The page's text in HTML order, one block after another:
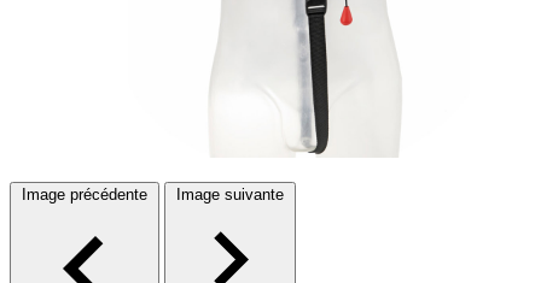
Image précédente Image suivante